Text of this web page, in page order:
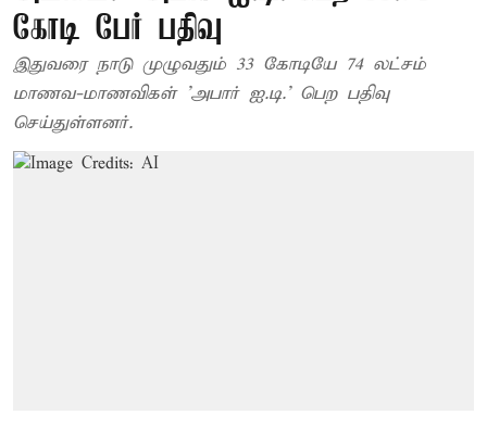
கோடி பேர் பதிவு
இதுவரை நாடு முழுவதும் 33 கோடியே 74 லட்சம்
மாணவ-மாணவிகள் 'அபார் ஐ.டி.' பெற பதிவு
செய்துள்ளனர்.